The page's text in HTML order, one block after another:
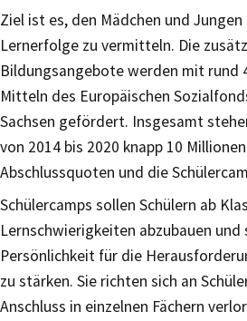
Ziel ist es, den Mädchen und
Lernerfolge zu vermitteln. Die
Bildungsangebote werden mit rund
Mitteln des Europäischen
Sachsen gefördert. Insgesamt
von 2014 bis 2020 knapp 10
Abschlussquoten und die
Schülercamps sollen Schülern ab
Lernschwierigkeiten abzubauen und
Persönlichkeit für die
zu stärken. Sie richten sich an
Anschluss in einzelnen Fächern